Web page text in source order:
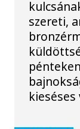
szereti,